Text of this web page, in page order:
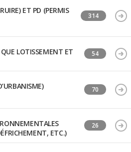
ET PD (PERMIS
314
LOTISSEMENT ET
54
70
ETC.)
26